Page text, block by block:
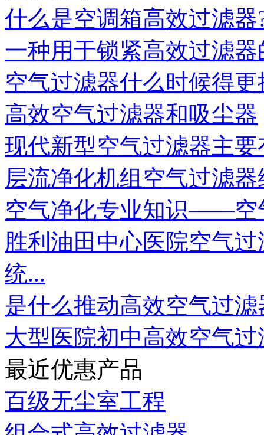
什么是空调箱高效过滤器
一种用于锁紧高效过滤器
空气过滤器什么时候得更
高效空气过滤器和吸尘器
现代新型空气过滤器主
层流净化机组空气过滤
空气净化专业知识——空
胜利油田中心医院空气
统...
是什么推动高效空气过
大型医院初中高效空气
最近优惠产品
百级无尘室工程